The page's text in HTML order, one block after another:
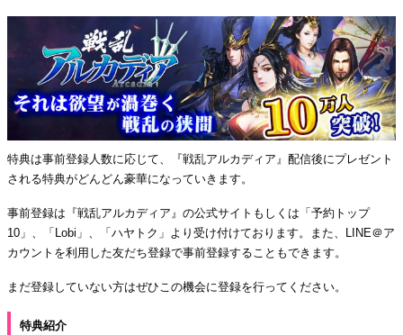
特典は事前登録人数に応じて、『戦乱アルカディア』配信後にプレゼント
される特典がどんどん豪華になっていきます。
事前登録は『戦乱アルカディア』の公式サイトもしくは「予約トップ
10」、「Lobi」、「ハヤトク」より受け付けております。また、LINE＠ア
カウントを利用した友だち登録で事前登録することもできます。
まだ登録していない方はぜひこの機会に登録を行ってください。
特典紹介